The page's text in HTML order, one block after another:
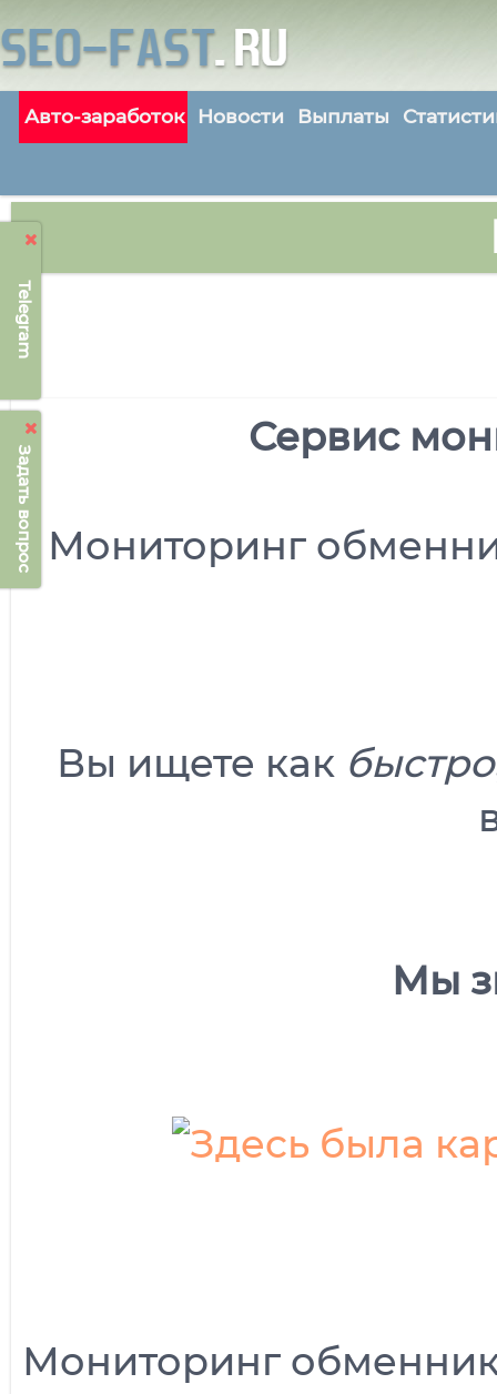
Telegram
Задать вопрос
Авто-заработок Новости Выплаты
Сервис
Мониторинг
Вы ищете как быстро
Мы
Мониторинг